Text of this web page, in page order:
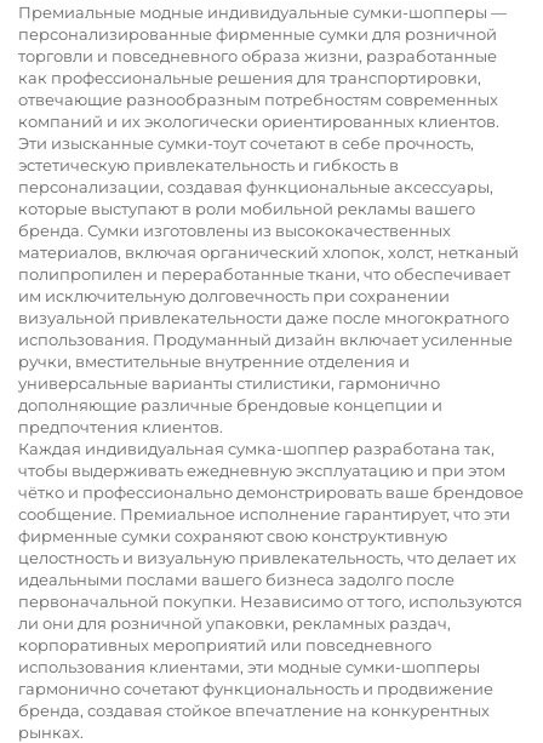
Премиальные модные индивидуальные сумки-шопперы —
персонализированные фирменные сумки для розничной
торговли и повседневного образа жизни, разработанные
как профессиональные решения для транспортировки,
отвечающие разнообразным потребностям современных
компаний и их экологически ориентированных клиентов.
Эти изысканные сумки-тоут сочетают в себе прочность,
эстетическую привлекательность и гибкость в
персонализации, создавая функциональные аксессуары,
которые выступают в роли мобильной рекламы вашего
бренда. Сумки изготовлены из высококачественных
материалов, включая органический хлопок, холст, нетканый
полипропилен и переработанные ткани, что обеспечивает
им исключительную долговечность при сохранении
визуальной привлекательности даже после многократного
использования. Продуманный дизайн включает усиленные
ручки, вместительные внутренние отделения и
универсальные варианты стилистики, гармонично
дополняющие различные брендовые концепции и
предпочтения клиентов.
Каждая индивидуальная сумка-шоппер разработана так,
чтобы выдерживать ежедневную эксплуатацию и при этом
чётко и профессионально демонстрировать ваше брендовое
сообщение. Премиальное исполнение гарантирует, что эти
фирменные сумки сохраняют свою конструктивную
целостность и визуальную привлекательность, что делает их
идеальными послами вашего бизнеса задолго после
первоначальной покупки. Независимо от того, используются
ли они для розничной упаковки, рекламных раздач,
корпоративных мероприятий или повседневного
использования клиентами, эти модные сумки-шопперы
гармонично сочетают функциональность и продвижение
бренда, создавая стойкое впечатление на конкурентных
рынках.